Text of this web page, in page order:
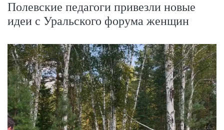
Полевские педагоги привезли новые
идеи с Уральского форума женщин